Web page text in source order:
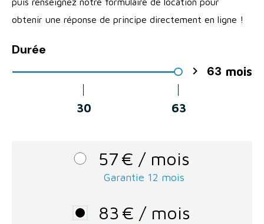
obtenir une réponse de principe directement en ligne !
Durée
30 63
 63 mois
57 € / mois
Garantie 12 mois
83 € / mois